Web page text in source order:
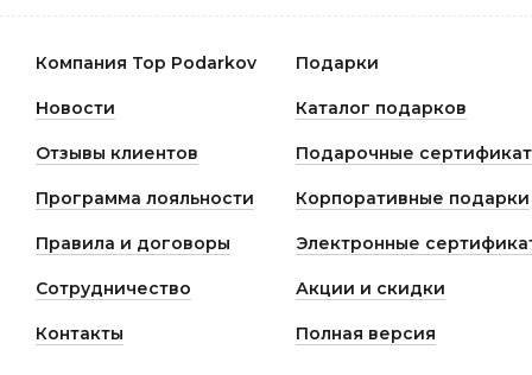
Компания Top Podarkov Подарки
Новости Каталог подарков
Отзывы клиентов Подарочные
Программа лояльности Корпоративные подарки
Правила и договоры Электронные
Сотрудничество Акции и скидки
Контакты Полная версия